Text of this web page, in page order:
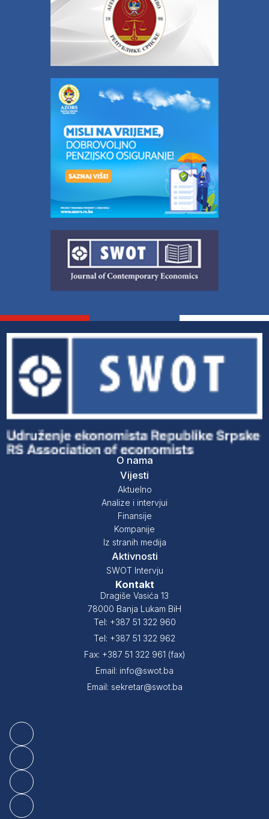
O nama
Vijesti
Aktuelno
Analize i intervjui
Finansije
Kompanije
Iz stranih medija
Aktivnosti
SWOT Intervju
Kontakt
Dragiše Vasića 13
78000 Banja Lukam BiH
Tel: +387 51 322 960
Tel: +387 51 322 962
Fax: +387 51 322 961 (fax)
Email: info@swot.ba
Email: sekretar@swot.ba